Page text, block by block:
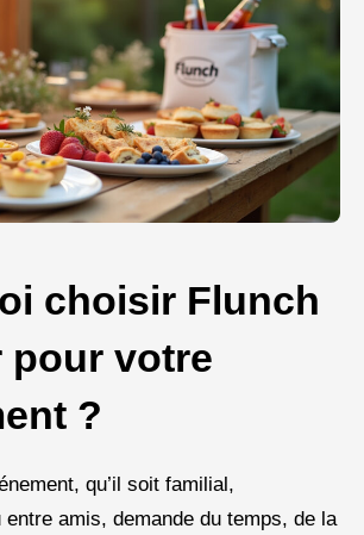
choisir Flunch
pour votre
?
qu’il soit familial,
entre amis, demande du temps, de la